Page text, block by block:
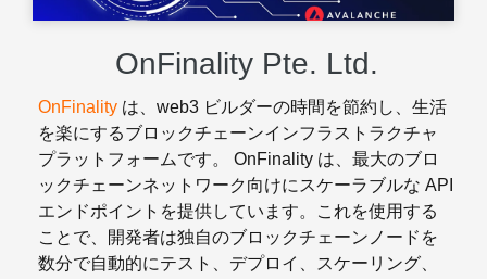
OnFinality Pte. Ltd.
OnFinality は、web3 ビルダーの時間を節約し、生活
を楽にするブロックチェーンインフラストラクチャ
プラットフォームです。 OnFinality は、最大のブロ
ックチェーンネットワーク向けにスケーラブルな API
エンドポイントを提供しています。これを使用する
ことで、開発者は独自のブロックチェーンノードを
数分で自動的にテスト、デプロイ、スケーリング、